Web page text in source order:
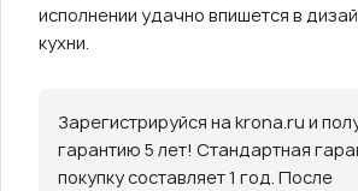
исполнении удачно впишется в
кухни.
Зарегистрируйся на krona.ru и
гарантию 5 лет! Стандартная
покупку составляет 1 год. После